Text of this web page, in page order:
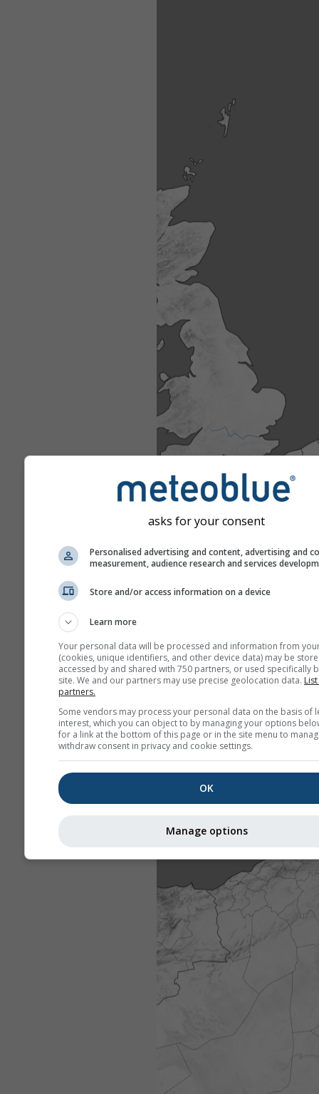
asks for your consent
Personalised advertising and content, advertising and
measurement, audience research and services
Store and/or access information on a device
Learn more
Your personal data will be processed and information from
(cookies, unique identifiers, and other device data) may be
accessed by and shared with 750 partners, or used specifically
site. We and our partners may use precise geolocation data.
partners.
Some vendors may process your personal data on the basis of
interest, which you can object to by managing your options
for a link at the bottom of this page or in the site menu to
withdraw consent in privacy and cookie settings.
OK
Manage options